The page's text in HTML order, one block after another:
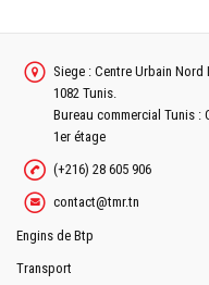
Siege : Centre Urbain
1082 Tunis.
Bureau commercial Tunis :
1er étage
(+216) 28 605 906
contact@tmr.tn
Engins de Btp
Transport